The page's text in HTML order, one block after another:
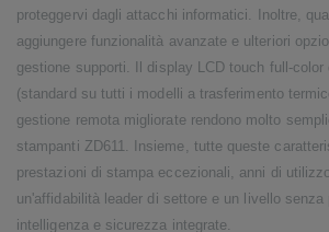
proteggervi dagli attacchi informatici. Inoltre,
aggiungere funzionalità avanzate e ulteriori
gestione supporti. Il display LCD touch full-
(standard su tutti i modelli a trasferimento
gestione remota migliorate rendono molto
stampanti ZD611. Insieme, tutte queste
prestazioni di stampa eccezionali, anni di
un'affidabilità leader di settore e un livello senza
intelligenza e sicurezza integrate.